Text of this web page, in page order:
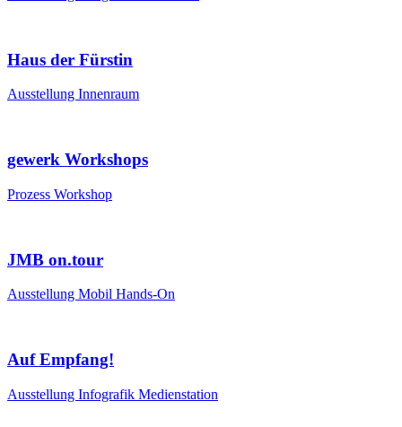
Haus der Fürstin
Ausstellung Innenraum
gewerk Workshops
Prozess Workshop
JMB on.tour
Ausstellung Mobil Hands-On
Auf Empfang!
Ausstellung Infografik Medienstation